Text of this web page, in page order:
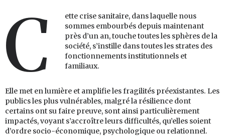
C
ette crise sanitaire, dans laquelle nous
sommes embourbés depuis maintenant
près d’un an, touche toutes les sphères de la
société, s’instille dans toutes les strates des
fonctionnements institutionnels et
familiaux.
Elle met en lumière et amplifie les fragilités préexistantes. Les
publics les plus vulnérables, malgré la résilience dont
certains ont su faire preuve, sont ainsi particulièrement
impactés, voyant s’accroître leurs difficultés, qu’elles soient
d’ordre socio-économique, psychologique ou relationnel.